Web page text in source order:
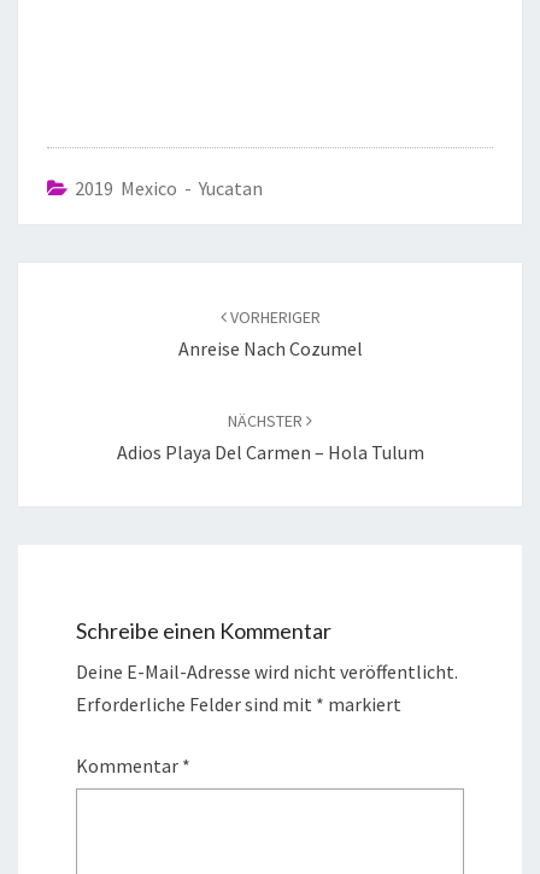
2019 Mexico - Yucatan
VORHERIGER
Anreise Nach Cozumel
NÄCHSTER
Adios Playa Del Carmen – Hola Tulum
Schreibe einen Kommentar
Deine E-Mail-Adresse wird nicht veröffentlicht.
Erforderliche Felder sind mit * markiert
Kommentar *